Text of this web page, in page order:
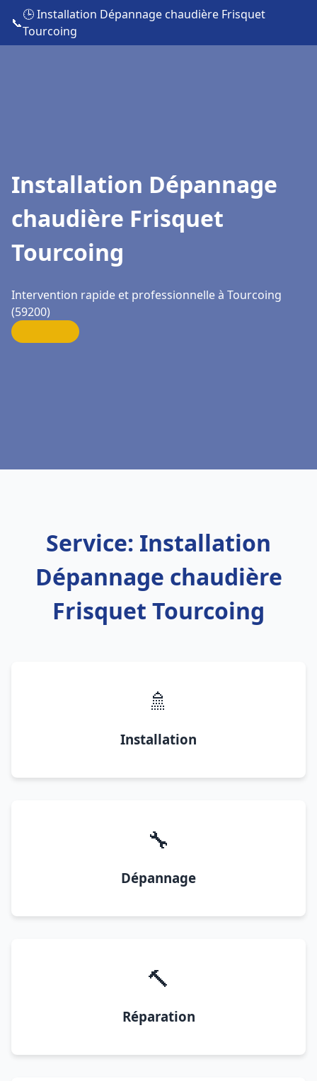
📞
🕒 Installation Dépannage chaudière Frisquet
Tourcoing
Installation Dépannage
chaudière Frisquet
Tourcoing
Intervention rapide et professionnelle à Tourcoing
(59200)
Service: Installation
Dépannage chaudière
Frisquet Tourcoing
🚿
Installation
🔧
Dépannage
🔨
Réparation